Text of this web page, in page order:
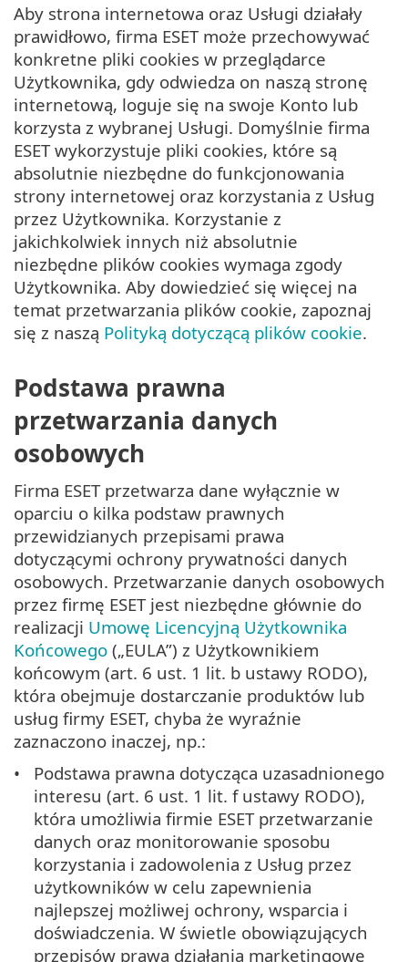
Aby strona internetowa oraz Usługi działały
prawidłowo, firma ESET może przechowywać
konkretne pliki cookies w przeglądarce
Użytkownika, gdy odwiedza on naszą stronę
internetową, loguje się na swoje Konto lub
korzysta z wybranej Usługi. Domyślnie firma
ESET wykorzystuje pliki cookies, które są
absolutnie niezbędne do funkcjonowania
strony internetowej oraz korzystania z Usług
przez Użytkownika. Korzystanie z
jakichkolwiek innych niż absolutnie
niezbędne plików cookies wymaga zgody
Użytkownika. Aby dowiedzieć się więcej na
temat przetwarzania plików cookie, zapoznaj
się z naszą Polityką dotyczącą plików cookie.
Podstawa prawna
przetwarzania danych
osobowych
Firma ESET przetwarza dane wyłącznie w
oparciu o kilka podstaw prawnych
przewidzianych przepisami prawa
dotyczącymi ochrony prywatności danych
osobowych. Przetwarzanie danych osobowych
przez firmę ESET jest niezbędne głównie do
realizacji Umowę Licencyjną Użytkownika
Końcowego („EULA”) z Użytkownikiem
końcowym (art. 6 ust. 1 lit. b ustawy RODO),
która obejmuje dostarczanie produktów lub
usług firmy ESET, chyba że wyraźnie
zaznaczono inaczej, np.:
Podstawa prawna dotycząca uzasadnionego
interesu (art. 6 ust. 1 lit. f ustawy RODO),
która umożliwia firmie ESET przetwarzanie
danych oraz monitorowanie sposobu
korzystania i zadowolenia z Usług przez
użytkowników w celu zapewnienia
najlepszej możliwej ochrony, wsparcia i
doświadczenia. W świetle obowiązujących
przepisów prawa działania marketingowe